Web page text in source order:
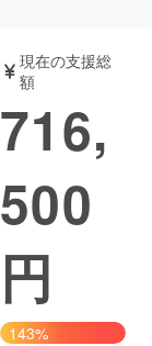
音楽
ゲーム・サ
現在の支援総
額
716,
500
円
143%